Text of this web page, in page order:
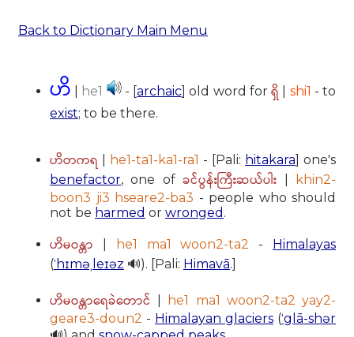
Back to Dictionary Main Menu
ဟိ he1 - [archaic] old word forရှိ shi1 - to
exist; to be there.
ဟိတကရ he1-ta1-ka1-ra1 - [Pali: hitakara] one's
benefactor, one ofခင်ပွန်းကြီးဆယ်ပါး
khin2-
boon3 ji3 hseare2-ba3 - people who should
not be harmed or wronged .
ဟိမဝန္တာ he1 ma1 woon2-ta2 - Himalayas
(ˈhɪməˌleɪəz 🔊). [Pali: Himavā.]
ဟိမဝန္တာရေခဲတောင်
he1 ma1 woon2-ta2 yay2-
geare3-doun2 - Himalayan glaciers (ˈglā-shər